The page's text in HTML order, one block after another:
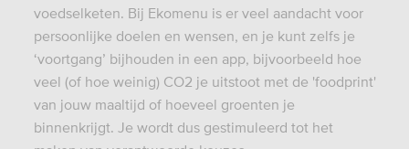
voedselketen. Bij Ekomenu is er veel aandacht voor
persoonlijke doelen en wensen, en je kunt zelfs je
‘voortgang’ bijhouden in een app, bijvoorbeeld hoe
veel (of hoe weinig) CO2 je uitstoot met de 'foodprint'
van jouw maaltijd of hoeveel groenten je
binnenkrijgt. Je wordt dus gestimuleerd tot het